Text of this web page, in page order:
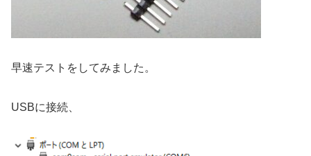
早速テストをしてみました。
USBに接続、